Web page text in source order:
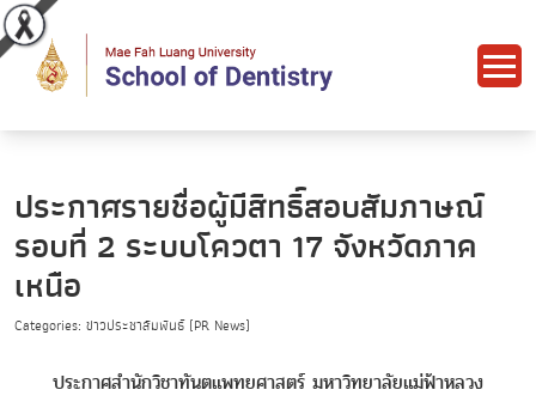
ประกาศรายชื่อผู้มีสิทธิ์สอบสัมภาษณ์
รอบที่ 2 ระบบโควตา 17 จังหวัดภาค
เหนือ
Categories: ข่าวประชาสัมพันธ์ (PR News)
ประกาศสำนักวิชาทันตแพทยศาสตร์ มหาวิทยาลัยแม่ฟ้าหลวง